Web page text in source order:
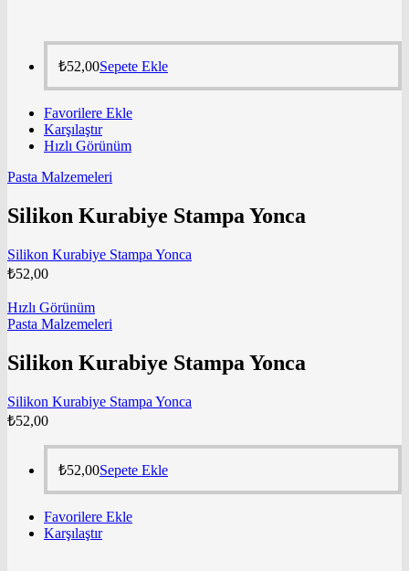
₺52,00Sepete Ekle
Favorilere Ekle
Karşılaştır
Hızlı Görünüm
Pasta Malzemeleri
Silikon Kurabiye Stampa Yonca
Silikon Kurabiye Stampa Yonca
₺52,00
Hızlı Görünüm
Pasta Malzemeleri
Silikon Kurabiye Stampa Yonca
Silikon Kurabiye Stampa Yonca
₺52,00
₺52,00Sepete Ekle
Favorilere Ekle
Karşılaştır